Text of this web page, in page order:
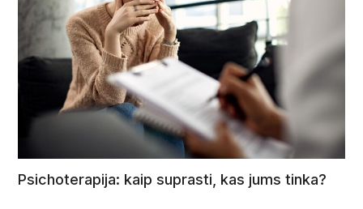
Psichoterapija: kaip suprasti, kas jums tinka?